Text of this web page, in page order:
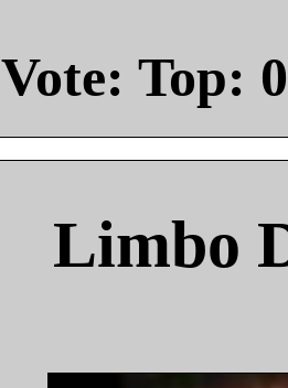
Vote: Top: 0
Limbo